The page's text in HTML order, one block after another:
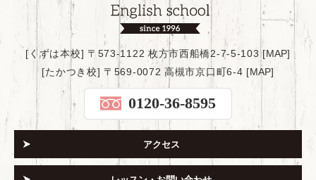
[くずは本校] 〒573-1122 枚方市西船橋2-7-5-103 [MAP]
[たかつき校] 〒569-0072 高槻市京口町6-4 [MAP]
0120-36-8595
アクセス